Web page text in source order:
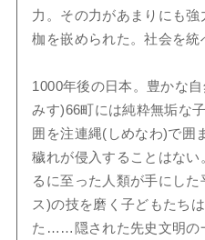
力。その力があまりにも
枷を嵌められた。社会を統
1000年後の日本。豊かな
みす)66町には純粋無垢な
囲を注連縄(しめなわ)で囲
穢れが侵入することはな
るに至った人類が手にし
ス)の技を磨く子どもたち
た……隠された先史文明の